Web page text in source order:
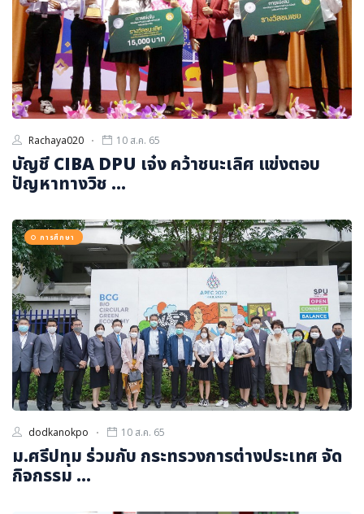
Rachaya020 10 ส.ค. 65
บัญชี CIBA DPU เจ๋ง คว้าชนะเลิศ แข่งตอบ
ปัญหาทางวิช ...
การศึกษา
dodkanokpo 10 ส.ค. 65
ม.ศรีปทุม ร่วมกับ กระทรวงการต่างประเทศ จัด
กิจกรรม ...